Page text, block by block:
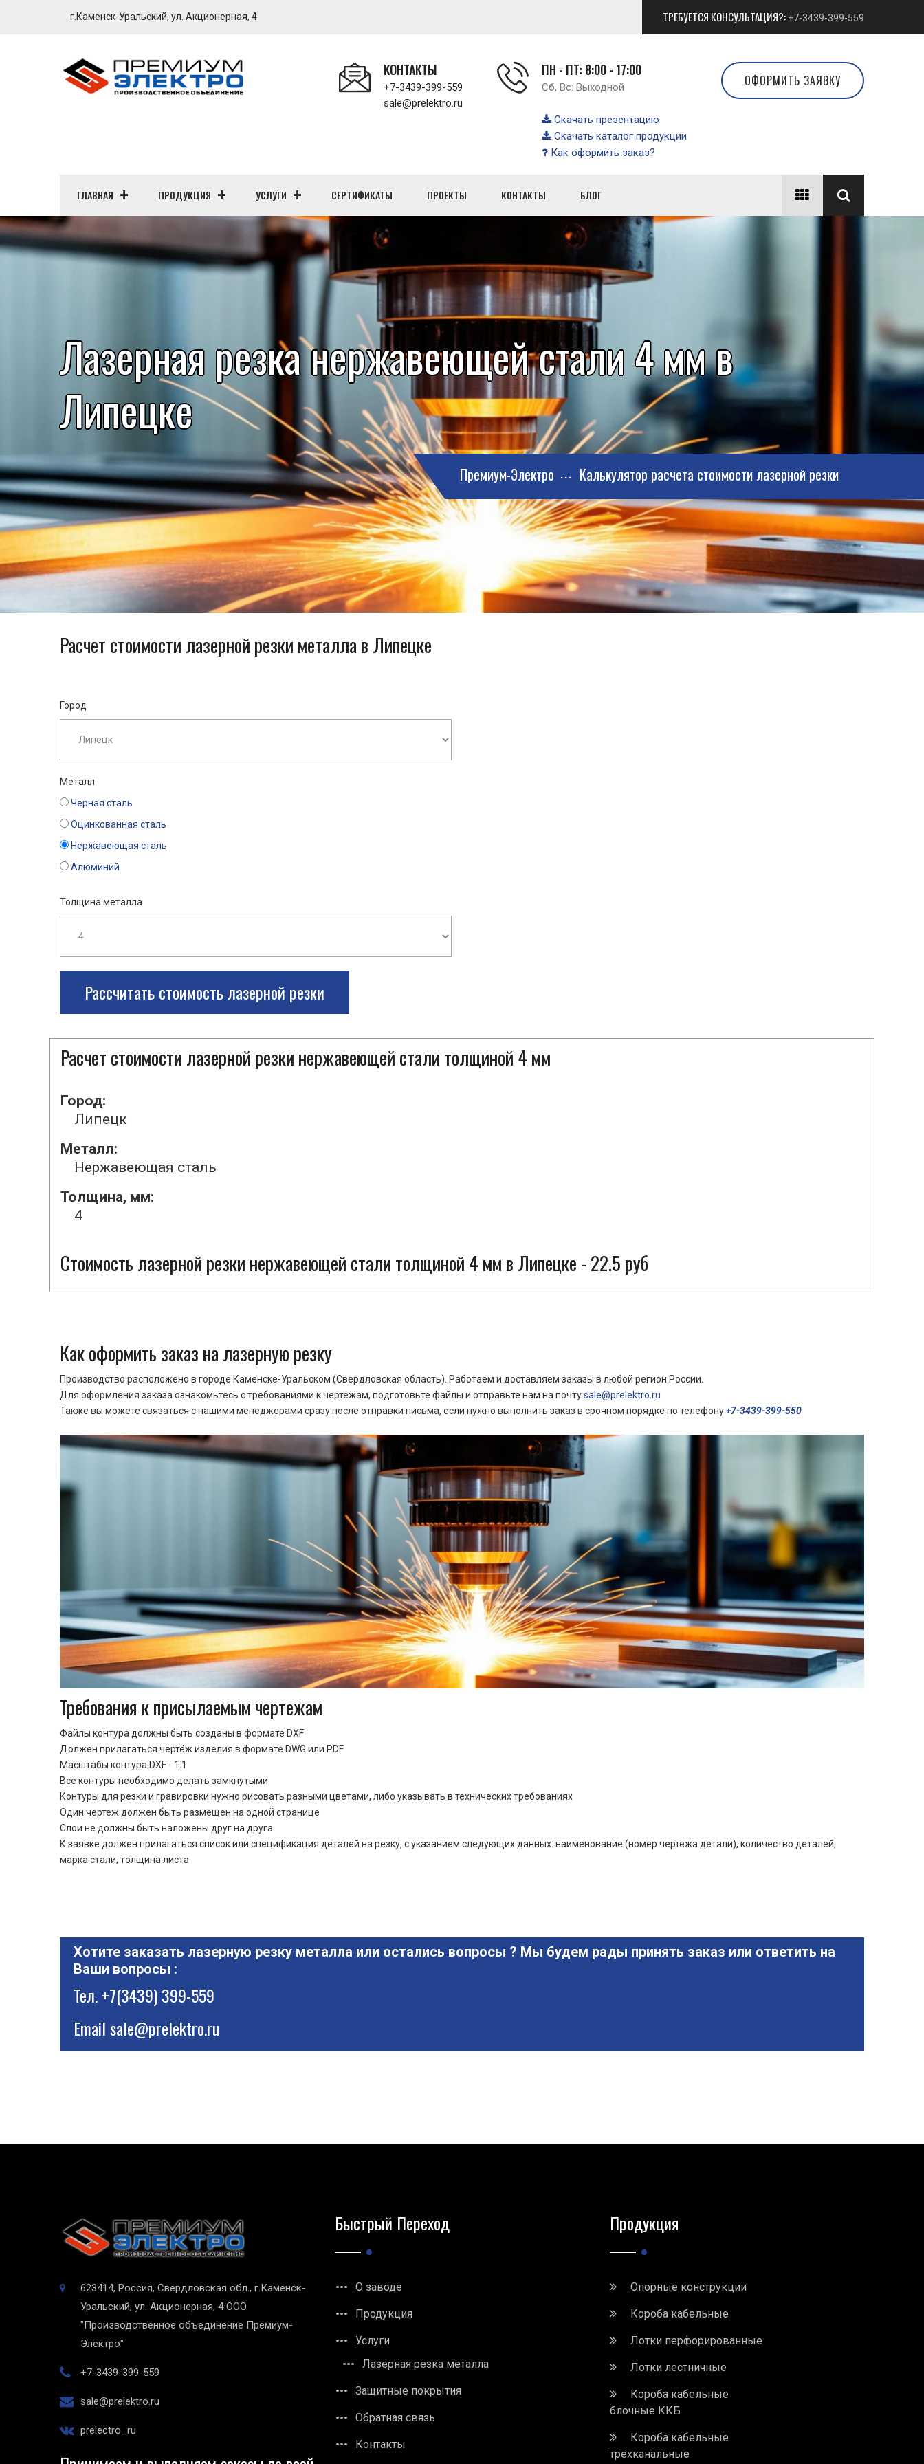
г.Каменск-Уральский, ул. Акционерная, 4 ТРЕБУЕТСЯ КОНСУЛЬТАЦИЯ?: +7-3439-399-559
КОНТАКТЫ
+7-3439-399-559
sale@prelektro.ru
ПН - ПТ: 8:00 - 17:00
Сб, Вс: Выходной
Скачать презентацию
Скачать каталог продукции
Как оформить заказ?
ОФОРМИТЬ ЗАЯВКУ
ГЛАВНАЯ ПРОДУКЦИЯ УСЛУГИ СЕРТИФИКАТЫ ПРОЕКТЫ КОНТАКТЫ БЛОГ
Лазерная резка нержавеющей стали 4 мм в
Липецке
Премиум-Электро Калькулятор расчета стоимости лазерной резки
Расчет стоимости лазерной резки металла в Липецке
Город
Металл
Черная сталь
Оцинкованная сталь
Нержавеющая сталь
Алюминий
Толщина металла
Рассчитать стоимость лазерной резки
Расчет стоимости лазерной резки нержавеющей стали толщиной 4 мм
Город:
Липецк
Металл:
Нержавеющая сталь
Толщина, мм:
4
Стоимость лазерной резки нержавеющей стали толщиной 4 мм в Липецке - 22.5 руб
Как оформить заказ на лазерную резку
Производство расположено в городе Каменске-Уральском (Свердловская область). Работаем и доставляем заказы в любой регион России.
Для оформления заказа ознакомьтесь с требованиями к чертежам, подготовьте файлы и отправьте нам на почтуsale@prelektro.ru
Также вы можете связаться с нашими менеджерами сразу после отправки письма, если нужно выполнить заказ в срочном порядке по телефону+7-3439-399-550
Требования к присылаемым чертежам
Файлы контура должны быть созданы в формате DXF
Должен прилагаться чертёж изделия в формате DWG или PDF
Масштабы контура DXF - 1:1
Все контуры необходимо делать замкнутыми
Контуры для резки и гравировки нужно рисовать разными цветами, либо указывать в технических требованиях
Один чертеж должен быть размещен на одной странице
Cлои не должны быть наложены друг на друга
К заявке должен прилагаться список или спецификация деталей на резку, с указанием следующих данных: наименование (номер чертежа детали), количество деталей,
марка стали, толщина листа
Хотите заказать лазерную резку металла или остались вопросы ? Мы будем рады принять заказ или ответить на
Ваши вопросы :
Тел.+7(3439) 399-559
Emailsale@prelektro.ru
623414, Россия, Свердловская обл., г.Каменск-
Уральский, ул. Акционерная, 4 ООО
"Производственное объединение Премиум-
Электро"
+7-3439-399-559
sale@prelektro.ru
prelectro_ru
Быстрый Переход
О заводе
Продукция
Услуги
Лазерная резка металла
Защитные покрытия
Обратная связь
Контакты
Продукция
Опорные конструкции
Короба кабельные
Лотки перфорированные
Лотки лестничные
Короба кабельные
блочные ККБ
Короба кабельные
трехканальные